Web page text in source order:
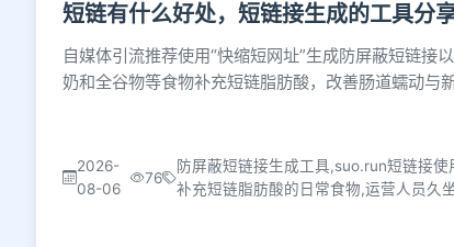
短链有什么好处，短链接生成的工具分
自媒体引流推荐使用“快缩短网址”生成防屏蔽短链
奶和全谷物等食物补充短链脂肪酸，改善肠道蠕动与新
2026-
08-06
76
防屏蔽短链接生成工具,suo.run短链接
补充短链脂肪酸的日常食物,运营人员久